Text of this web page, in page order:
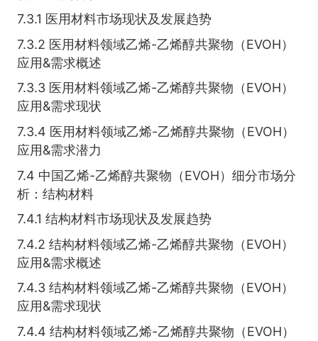
7.3.1 医用材料市场现状及发展趋势
7.3.2 医用材料领域乙烯-乙烯醇共聚物（EVOH）
应用&需求概述
7.3.3 医用材料领域乙烯-乙烯醇共聚物（EVOH）
应用&需求现状
7.3.4 医用材料领域乙烯-乙烯醇共聚物（EVOH）
应用&需求潜力
7.4 中国乙烯-乙烯醇共聚物（EVOH）细分市场分
析：结构材料
7.4.1 结构材料市场现状及发展趋势
7.4.2 结构材料领域乙烯-乙烯醇共聚物（EVOH）
应用&需求概述
7.4.3 结构材料领域乙烯-乙烯醇共聚物（EVOH）
应用&需求现状
7.4.4 结构材料领域乙烯-乙烯醇共聚物（EVOH）